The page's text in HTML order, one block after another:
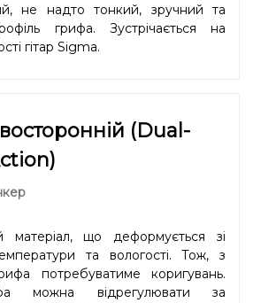
не надто тонкий, зручний та
грифа. Зустрічається на
гітар Sigma.
(Dual-
що деформується зі
та вологості. Тож, з
потребуватиме коригувань.
можна відрегулювати за